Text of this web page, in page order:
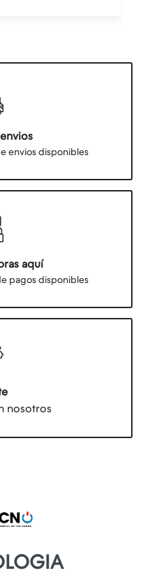
envios disponibles
aquí
pagos disponibles
nosotros